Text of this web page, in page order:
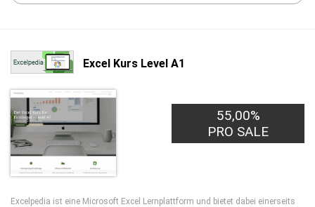
Excel Kurs Level A1
55,00%
PRO SALE
Excelpedia ist eine Microsoft Excel Lernplattform und bietet dabei einerseits